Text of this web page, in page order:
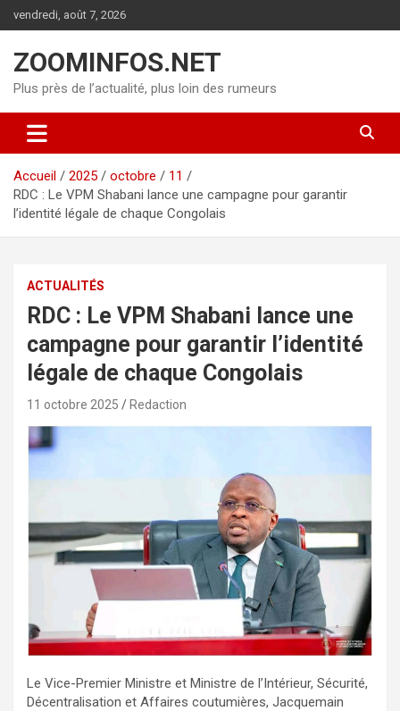
au
vendredi, août 7, 2026
ZOOMINFOS.NET
Plus près de l’actualité, plus loin des rumeurs
Accueil 2025 octobre
11
RDC : Le VPM Shabani lance une campagne pour garantir
l’identité légale de chaque Congolais
ACTUALITÉS
RDC : Le VPM Shabani lance une
campagne pour garantir l’identité
légale de chaque Congolais
11 octobre 2025 Redaction
Le Vice-Premier Ministre et Ministre de l’Intérieur, Sécurité,
Décentralisation et Affaires coutumières, Jacquemain